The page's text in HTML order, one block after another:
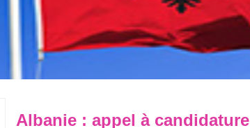
Albanie : appel à